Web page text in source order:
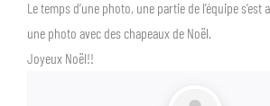
Le temps d’une photo, une partie de l’équipe s’est
une photo avec des chapeaux de Noël.
Joyeux Noël!!